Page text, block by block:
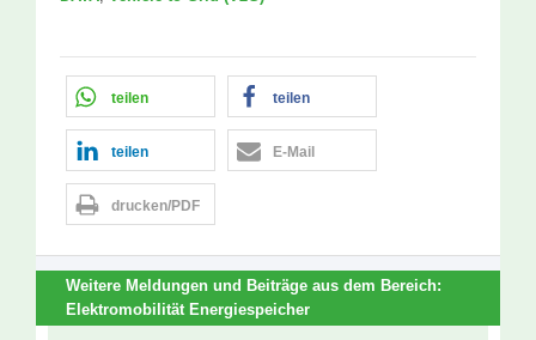
teilen teilen
teilen E-Mail
drucken/PDF
Weitere Meldungen und Beiträge aus dem Bereich:
Elektromobilität Energiespeicher